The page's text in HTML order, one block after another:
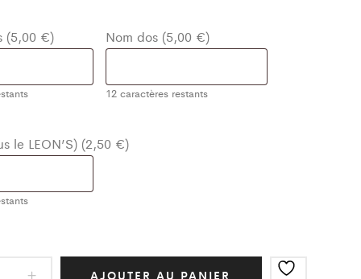
(5,00 €) Nom dos (5,00 €)
12caractères restants
le LEON’S) (2,50 €)
AJOUTER AU PANIER